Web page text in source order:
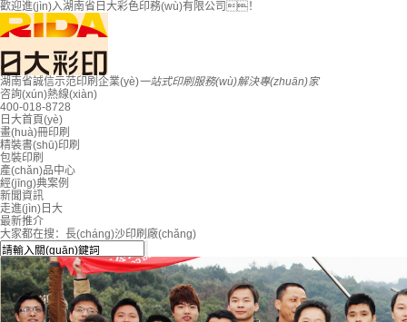
歡迎進(jìn)入湖南省日大彩色印務(wù)有限公司！
湖南省誠信示范印刷企業(yè)一站式印刷服務(wù)解決專(zhuān)家
咨詢(xún)熱線(xiàn)
400-018-8728
日大首頁(yè)
畫(huà)冊印刷
精裝書(shū)印刷
包裝印刷
產(chǎn)品中心
經(jīng)典案例
新聞資訊
走進(jìn)日大
最新推介
大家都在搜： 長(cháng)沙印刷廠(chǎng)